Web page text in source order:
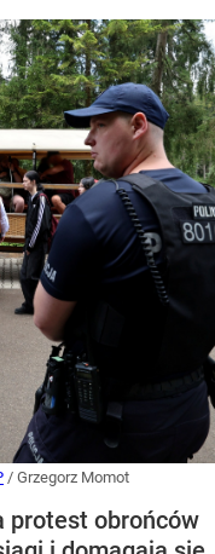
/ Grzegorz Momot
protest obrońców